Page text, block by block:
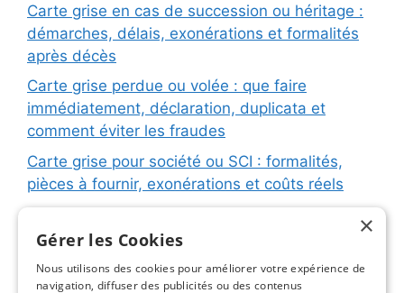
Carte grise en cas de succession ou héritage :
démarches, délais, exonérations et formalités
après décès
Carte grise perdue ou volée : que faire
immédiatement, déclaration, duplicata et
comment éviter les fraudes
Carte grise pour société ou SCI : formalités,
pièces à fournir, exonérations et coûts réels
immatriculation, fiche d’identification, plaques
Changement de titulaire carte grise : étapes
×
Gérer les Cookies
Nous utilisons des cookies pour améliorer votre expérience de
navigation, diffuser des publicités ou des contenus